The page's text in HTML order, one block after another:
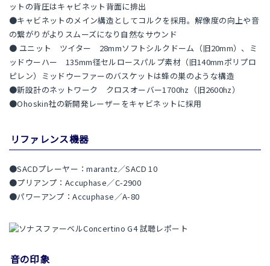
ットの背圧はキャビネット背面に排出
●キャビネットのメイン構造としてコルクを採用。解像度の向上や音
の繋がりがよりスムーズになり自然なサウンド
● ユニット ツイター 28mmソフトシルクドーム（旧20mm）、ミ
ッドウーハー 135mm径セルロースパルプ素材（旧140mmポリプロ
ピレン）ミッドウーファーのバスケットは蜂の巣のような構造
●新設計のネットワーク クロスオーバー1700hz（旧2600hz）
●Ohoskin社の新開発レーザーをキャビネットに採用
リファレンス機器
●SACDプレーヤー：marantz／SACD 10
●プリアンプ：Accuphase／C-2900
●パワーアンプ：Accuphase／A-80
音の印象